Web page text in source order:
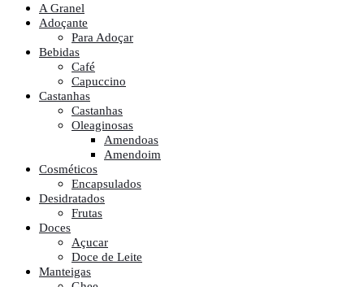
A Granel
Adoçante
Para Adoçar
Bebidas
Café
Capuccino
Castanhas
Castanhas
Oleaginosas
Amendoas
Amendoim
Cosméticos
Encapsulados
Desidratados
Frutas
Doces
Açucar
Doce de Leite
Manteigas